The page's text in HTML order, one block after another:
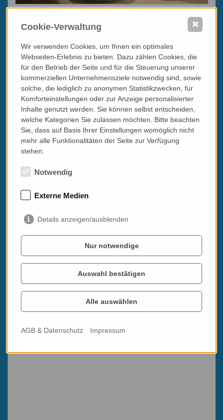
Ganzjährig buchbar
Programmbeispiel "Amarone & die Liebe zum Genuss"
(kann beliebig abgeändert, verlängert, verkürzt, also
3 Übernachtungen im Doppelzimmer mit Frühstück
Im Haus:Weinverkostung 6 Weine mit lokalen Produkten
(Käse, Wurstwaren, Olivenöl) bei der Winzerin des Hauses
Mittag- oder Abendessen (3 Gänge ohne Weinbegleitung) in
einem Familienbetrieb mit viel Tradtion am Teller im Hügelland
des Valpolicella (Entfernung: 15 Autominuten)
Mittag- oder Abendessen (4 Gänge ohne Weinbegleitung) in
einer Enoteca die zugleich eine hervorragend bekochte Trattoria
ist (Entfernung: 10 Gehminuten)
Führung und Verkostung bei einem Käsemacher im Hügelland
führt - verkostet wird im zum Feinschmeckertreffpunkt
durch!
Privatführung Verona in deutscher Sprache - 3h
Preis pro Person bei 2 Teilnehmern
€ 665 im Doppelzimmer
€ 725 Im Doppelzimmer mit Balkon
Nicht im Preis inkludiert
Anreise und Transfers vor Ort
Ortstaxe, Trinkgelder, Eintrittskarten für Museen während einer
Führung
Storno- bzw. Reiseversicherung
Cookie-Verwaltung
Wir verwenden Cookies, um Ihnen ein optimales
Webseiten-Erlebnis zu bieten. Dazu zählen Cookies, die
für den Betrieb der Seite und für die Steuerung unserer
kommerziellen Unternehmensziele notwendig sind, sowie
solche, die lediglich zu anonymen Statistikzwecken, für
Komforteinstellungen oder zur Anzeige personalisierter
Inhalte genutzt werden. Sie können selbst entscheiden,
welche Kategorien Sie zulassen möchten. Bitte beachten
Sie, dass auf Basis Ihrer Einstellungen womöglich nicht
mehr alle Funktionalitäten der Seite zur Verfügung
stehen.
Notwendig
Externe Medien
Details anzeigen/ausblenden
Nur notwendige
Auswahl bestätigen
Alle auswählen
AGB & Datenschutz Impressum
✖